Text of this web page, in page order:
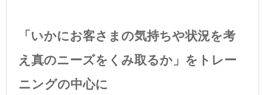
「いかにお客さまの気持ちや状況を考
え真のニーズをくみ取るか」をトレー
ニングの中心に